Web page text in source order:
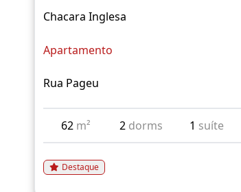
Chacara Inglesa
Apartamento
Rua Pageu
62 m² 2 dorms 1 suíte
Destaque